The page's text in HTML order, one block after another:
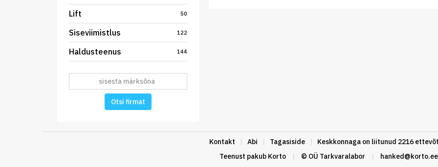
Lift 50
Siseviimistlus 122
Haldusteenus 144
Otsi firmat
Kontakt | Abi | Tagasiside |
Keskkonnaga on liitunud 2216
Teenust pakub Korto | © OÜ Tarkvaralabor | hanked@korto.ee